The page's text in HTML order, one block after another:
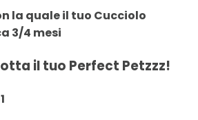
la quale il tuo Cucciolo
3/4 mesi
il tuo Perfect Petzzz!